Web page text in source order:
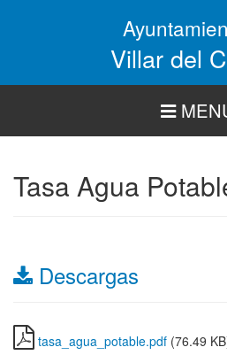
Villar del
Tasa Agua
Descargas
tasa_agua_potable.pdf (76.49